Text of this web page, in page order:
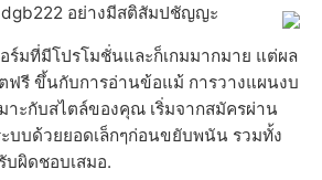
อย่างมีสติสัมปชัญญะ
ร์มที่มีโปรโมชั่นและก็เกมมากมาย แต่ผล
ฟรี ขึ้นกับการอ่านข้อแม้ การวางแผนงบ
มาะกับสไตล์ของคุณ เริ่มจากสมัครผ่าน
บบด้วยยอดเล็กๆก่อนขยับพนัน รวมทั้ง
บผิดชอบเสมอ.